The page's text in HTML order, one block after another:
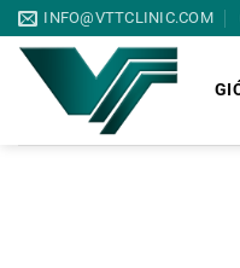
Bỏ
qua
INFO@VTTCLINIC.COM